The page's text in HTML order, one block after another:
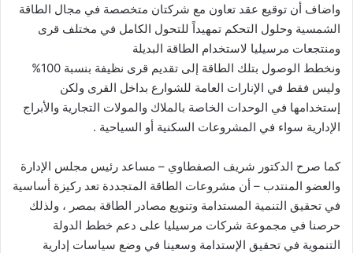
واضاف أن توقيع عقد تعاون مع شركتان متخصصة في مجال الطاقة
الشمسية وحلول التحكم تمهيداً للتحول الكامل في مختلف قرى
ومنتجعات مرسيليا لاستخدام الطاقة البديلة
ونخطط الوصول بتلك الطاقة إلى تقديم قرى نظيفة بنسبة 100%
وليس فقط في الإنارات العامة للشوارع بداخل القرى ولكن
إستخدامها في الوحدات الخاصة بالملاك والمولات التجارية والأبراج
الإدارية سواء في المشروعات السكنية أو السياحية .
كما صرح الدكتور شريف الصفطاوي – مساعد رئيس مجلس الإدارة
والعضو المنتدب – أن مشروعات الطاقة المتجددة تعد ركيزة أساسية
في تحقيق التنمية المستدامة وتنويع مصادر الطاقة بمصر ، ولذلك
حرصنا في مجموعة شركات مرسيليا على دعم خطط الدولة
التنموية في تحقيق الإستدامة وسعينا في وضع سياسات إدارية